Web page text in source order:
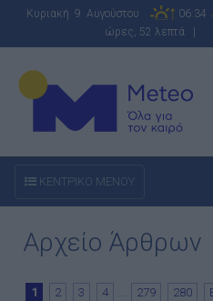
Κυριακή 9 Αυγούστου 06:34
ώρες, 52 λεπτά |
ΚΕΝΤΡΙΚΟ ΜΕΝΟΥ
Αρχείο Άρθρων
1 2 3 4 ... 279 280